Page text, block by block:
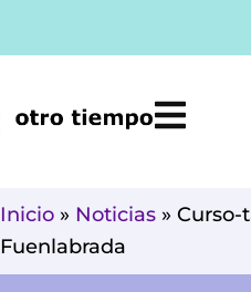
Inicio » Noticias » Curso-
Fuenlabrada